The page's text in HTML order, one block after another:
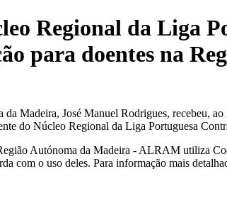
Regional da Liga
para doentes na
da Madeira, José Manuel Rodrigues, recebeu,
do Núcleo Regional da Liga Portuguesa
Autónoma da Madeira - ALRAM utiliza
com o uso deles. Para informação mais